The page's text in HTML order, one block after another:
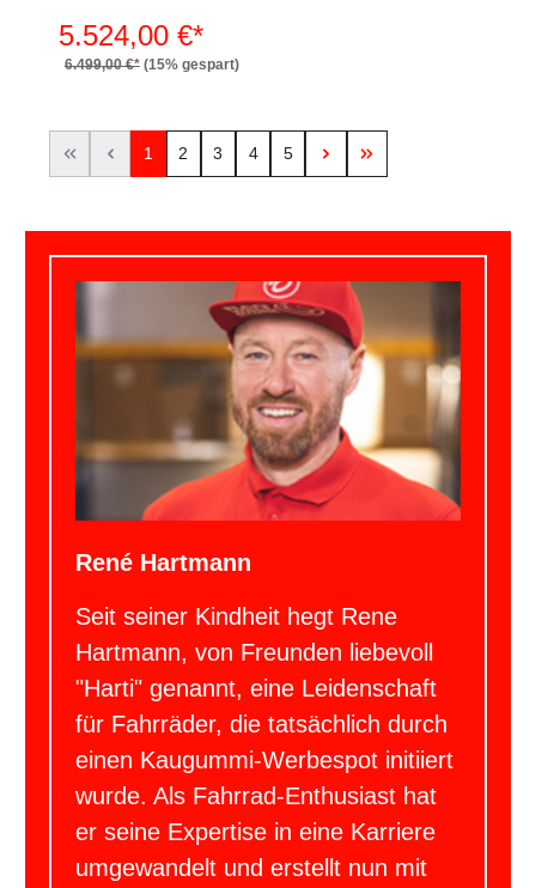
5.524,00 €*
6.499,00 €* (15% gespart)
1 2 3 4 5
René Hartmann
Seit seiner Kindheit hegt Rene
Hartmann, von Freunden liebevoll
"Harti" genannt, eine Leidenschaft
für Fahrräder, die tatsächlich durch
einen Kaugummi-Werbespot initiiert
wurde. Als Fahrrad-Enthusiast hat
er seine Expertise in eine Karriere
umgewandelt und erstellt nun mit